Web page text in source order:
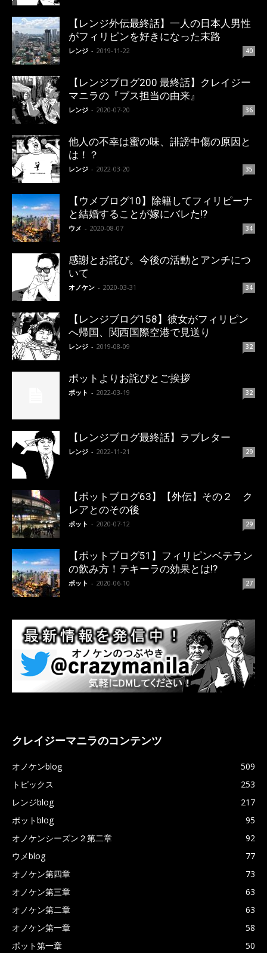
【レンジ外伝最終話】一人の日本人男性
がフィリピンを好きになった末路
レンジ - 2019-11-22 40
【レンジブログ200 最終話】クレイジー
マニラの『ブス担当の由来』
レンジ - 2020-07-20 36
他人の不幸は蜜の味、誹謗中傷の原因と
は！？
レンジ - 2022-03-20 35
【ウメブログ10】除籍してフィリピーナ
と結婚することが嫁にバレた!?
ウメ - 2020-08-07 34
感謝とお詫び。今後の活動とアンチにつ
いて
オノケン - 2020-03-31 34
【レンジブログ158】彼女がフィリピン
へ帰国、関西国際空港で見送り
レンジ - 2019-08-09 32
ポットよりお詫びとご挨拶
ポット - 2022-03-19 32
【レンジブログ最終話】ラブレター
レンジ - 2022-11-21 29
【ポットブログ63】【外伝】その２ ク
レアとのその後
ポット - 2020-07-12 29
【ポットブログ51】フィリピンベテラン
の飲み方！テキーラの効果とは!?
ポット - 2020-06-10 27
クレイジーマニラのコンテンツ
オノケンblog
509
トピックス
253
レンジblog
217
ポットblog
95
オノケンシーズン２第二章
92
ウメblog
77
オノケン第四章
73
オノケン第三章
63
オノケン第二章
63
オノケン第一章
58
ポット第一章
50